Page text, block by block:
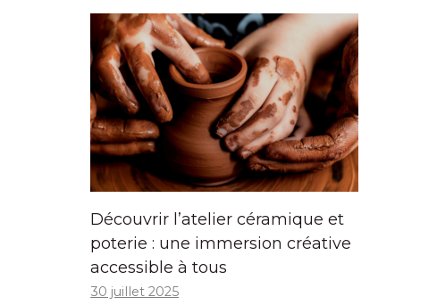
Découvrir l’atelier céramique et
poterie : une immersion créative
accessible à tous
30 juillet 2025